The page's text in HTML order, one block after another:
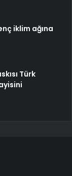
iklim ağına
Türk